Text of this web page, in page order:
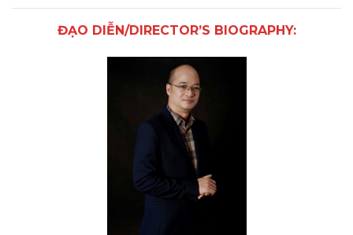
ĐẠO DIỄN/DIRECTOR’S BIOGRAPHY: